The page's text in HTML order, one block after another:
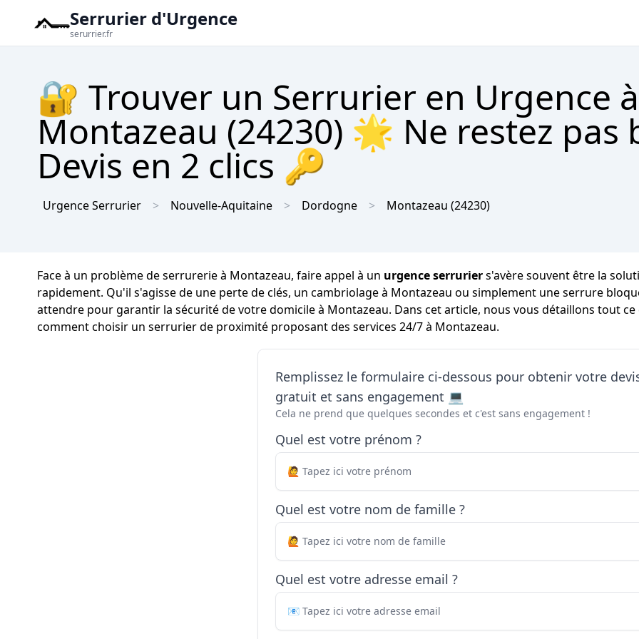
Serrurier d'Urgence
serurrier.fr
🔐 Trouver un Serrurier en Urgence à
Montazeau (24230) 🌟 Ne restez pas
Devis en 2 clics 🔑
Urgence Serrurier Nouvelle-Aquitaine Dordogne Montazeau (24230)
Face à un problème de serrurerie à Montazeau, faire appel à un urgence serruriers'avère souvent être la
rapidement. Qu'il s'agisse de une perte de clés, un cambriolage à Montazeau ou simplement une serrure
attendre pour garantir la sécurité de votre domicile à Montazeau. Dans cet article, nous vous détaillons tout
comment choisir un serrurier de proximité proposant des services 24/7 à Montazeau.
Remplissez le formulaire ci-dessous pour obtenir votre
gratuit et sans engagement 💻
Cela ne prend que quelques secondes et c'est sans engagement !
Quel est votre prénom ?
Quel est votre nom de famille ?
Quel est votre adresse email ?